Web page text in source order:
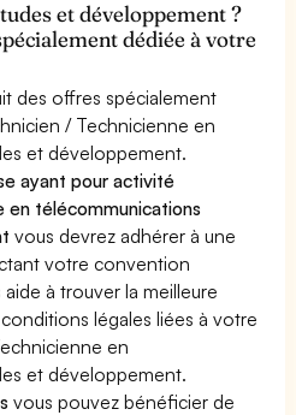
et développement ?
dédiée à votre
des offres spécialement
/ Technicienne en
et développement.
ayant pour activité
en télécommunications
vous devrez adhérer à une
votre convention
à trouver la meilleure
légales liées à votre
en
et développement.
vous pouvez bénéficier de